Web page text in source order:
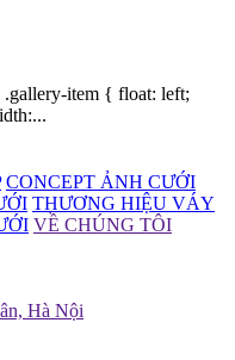
item { float: left;
CONCEPT ẢNH CƯỚI
THƯƠNG HIỆU VÁY
VỀ CHÚNG TÔI
Hà Nội